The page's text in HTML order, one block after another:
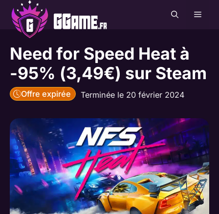
Aller
contenu
Need for Speed Heat à
-95% (3,49€) sur Steam
Offre expirée Terminée le 20 février 2024